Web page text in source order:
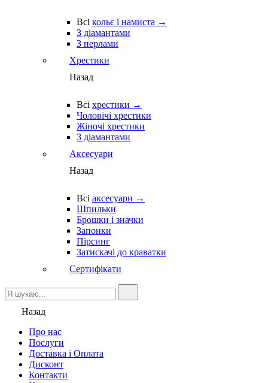
Всі кольє і намиста →
З діамантами
З перлами
Хрестики
Назад
Всі хрестики →
Чоловічі хрестики
Жіночі хрестики
З діамантами
Аксесуари
Назад
Всі аксесуари →
Шпильки
Брошки і значки
Запонки
Пірсинг
Затискачі до краватки
Сертифікати
Назад
Про нас
Послуги
Доставка і Оплата
Дисконт
Контакти